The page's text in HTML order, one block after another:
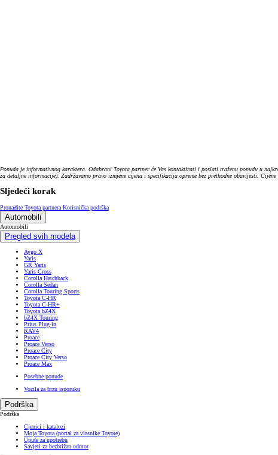
Ponuda je informativnog karaktera. Odabrani Toyota partner će Vas kontaktirati i poslati traženu ponudu u
za detaljne informacije). Zadržavamo pravo izmjene cijena i specifikacija opreme bez prethodne obavijesti.
Sljedeći korak
Pronađite Toyota partnera Korisnička podrška
Automobili
Automobili
Pregled svih modela
Aygo X
Yaris
GR Yaris
Yaris Cross
Corolla Hatchback
Corolla Sedan
Corolla Touring Sports
Toyota C-HR
Toyota C-HR+
Toyota bZ4X
bZ4X Touring
Prius Plug-in
RAV4
Proace
Proace Verso
Proace City
Proace City Verso
Proace Max
Posebne ponude
Vozila za brzu isporuku
Podrška
Podrška
Cjenici i katalozi
Moja Toyota (portal za vlasnike Toyote)
Upute za upotrebu
Savjeti za bezbrižan odmor